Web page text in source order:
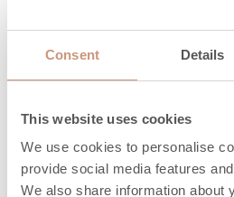
Consent Details
This website uses cookies
We use cookies to personalise
provide social media features
We also share information about
Potenza nominale (min-
max), kW
3
Particolato, mg/Nm3